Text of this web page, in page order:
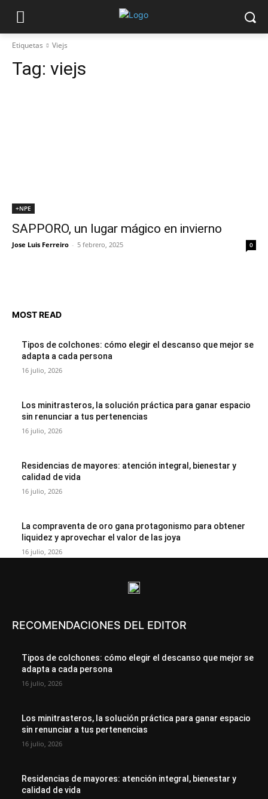
Etiquetas Viejs
Tag: viejs
+NPE
SAPPORO, un lugar mágico en invierno
Jose Luis Ferreiro - 5 febrero, 2025 0
MOST READ
Tipos de colchones: cómo elegir el descanso que mejor se
adapta a cada persona
16 julio, 2026
Los minitrasteros, la solución práctica para ganar espacio
sin renunciar a tus pertenencias
16 julio, 2026
Residencias de mayores: atención integral, bienestar y
calidad de vida
16 julio, 2026
La compraventa de oro gana protagonismo para obtener
liquidez y aprovechar el valor de las joya
16 julio, 2026
RECOMENDACIONES DEL EDITOR
Tipos de colchones: cómo elegir el descanso que mejor se
adapta a cada persona
16 julio, 2026
Los minitrasteros, la solución práctica para ganar espacio
sin renunciar a tus pertenencias
16 julio, 2026
Residencias de mayores: atención integral, bienestar y
calidad de vida